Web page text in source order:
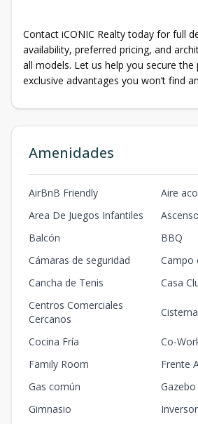
Contact iCONIC Realty today for full
availability, preferred pricing, and
all models. Let us help you secure
exclusive advantages you won’t find
Amenidades
AirBnB Friendly
Aire
Area De Juegos Infantiles
Balcón
BBQ
Cámaras de seguridad
Campo
Cancha de Tenis
Casa
Centros Comerciales
Cercanos
Cisterna
Cocina Fría
Co-
Family Room
Frente
Gas común
Gazebo
Gimnasio
Inversor